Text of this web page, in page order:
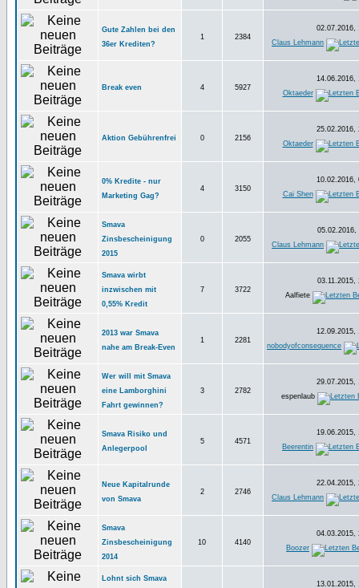
Gute Zahlen bei den
36er Krediten?
1 2384
02.07.2016,
Claus Lehmann
Break even 4 5927
14.06.2016,
Oktaeder
Aktion Gebührenfrei 0 2156
25.02.2016,
Oktaeder
0% Kredite - nur
Marketing Gag?
4 3150
10.02.2016,
Cai Shen
Smava
Zinsbescheinigung
2015
0 2055
05.02.2016,
Claus Lehmann
Smava wirbt
inzwischen mit
0,55% Kredit
7 3722
03.11.2015,
Aalfiete
2013 war Smava
nahe am Break-Even
1 2281
12.09.2015,
nobodyofconsequence
Wer will mit Smava
eine Lamborghini
Fahrt gewinnen?
3 2782
29.07.2015,
espenlaub
Smava Risiko und
Anlegerpool
5 4571
19.06.2015,
Beerentin
Neue Kapitalrunde
von Smava
2 2746
22.04.2015,
Claus Lehmann
Smava
Zinsbescheinigung
2014
10 4140
04.03.2015,
Boozer
Lohnt sich Smava
13.01.2015,